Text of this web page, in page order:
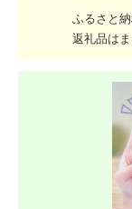
ふるさと
返礼品は